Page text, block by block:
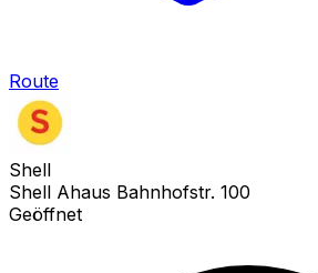
Route
Shell
Shell Ahaus Bahnhofstr. 100
Geöffnet